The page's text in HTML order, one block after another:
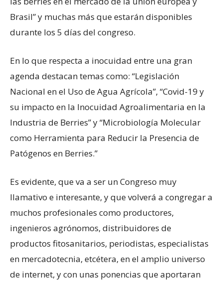
Brasil” y muchas más que estarán disponibles
durante los 5 días del congreso.
En lo que respecta a inocuidad entre una gran
agenda destacan temas como: “Legislación
Nacional en el Uso de Agua Agrícola”, “Covid-19 y
su impacto en la Inocuidad Agroalimentaria en la
Industria de Berries” y “Microbiología Molecular
como Herramienta para Reducir la Presencia de
Patógenos en Berries.”
Es evidente, que va a ser un Congreso muy
llamativo e interesante, y que volverá a congregar a
muchos profesionales como productores,
ingenieros agrónomos, distribuidores de
productos fitosanitarios, periodistas, especialistas
en mercadotecnia, etcétera, en el amplio universo
de internet, y con unas ponencias que aportaran